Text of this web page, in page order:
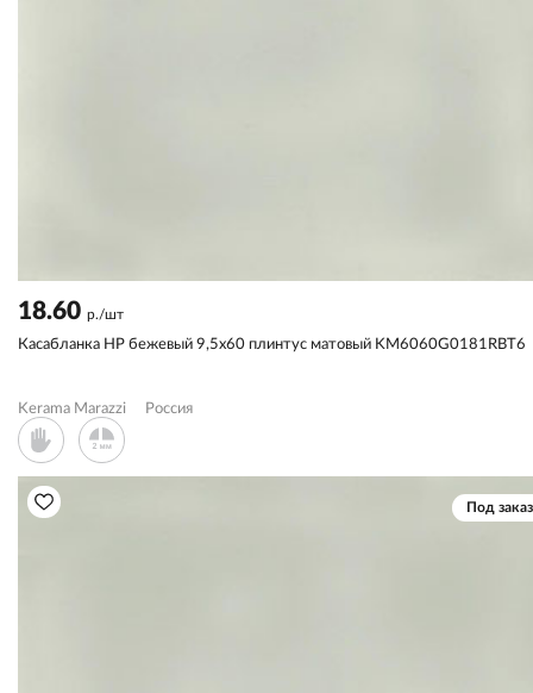
18.60 р./шт
Касабланка HP бежевый 9,5x60 плинтус матовый KM6060G0181RBT6
Kerama Marazzi Россия
Под заказ